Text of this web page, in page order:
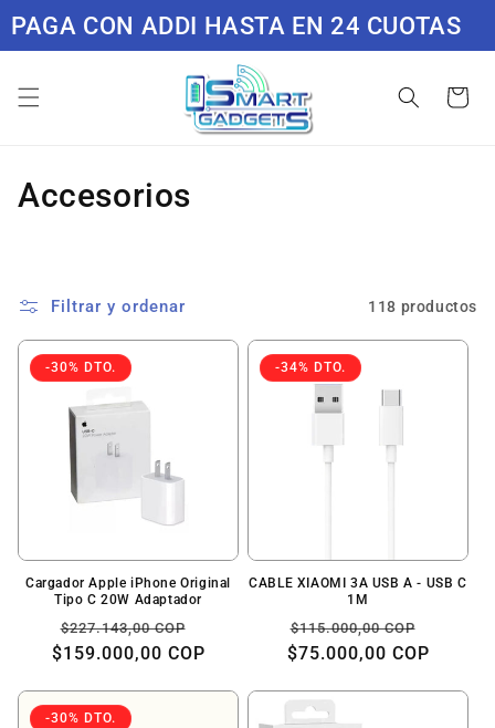
directamente
CON ADDI HASTA EN 24 CUOTAS
Carrito
C
e
c
:
Accesorios
Filtrar y ordenar 118 productos
-30% DTO.
Cargador Apple iPhone Original
Tipo C 20W Adaptador
Precio
habitual
$227.143,00 COP
de
$159.000,00 COP
-34% DTO.
CABLE XIAOMI 3A USB A - USB C
1M
Precio
habitual
$115.000,00 COP
de
$75.000,00 COP
-30% DTO.